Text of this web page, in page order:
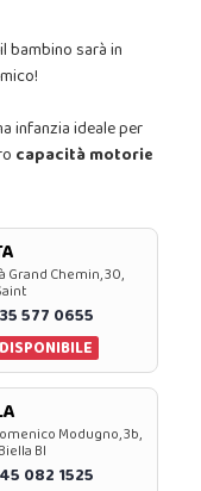
bambino sarà in
infanzia ideale per
capacità motorie
Grand Chemin, 30,
577 0655
Modugno, 3b,
BI
082 1525